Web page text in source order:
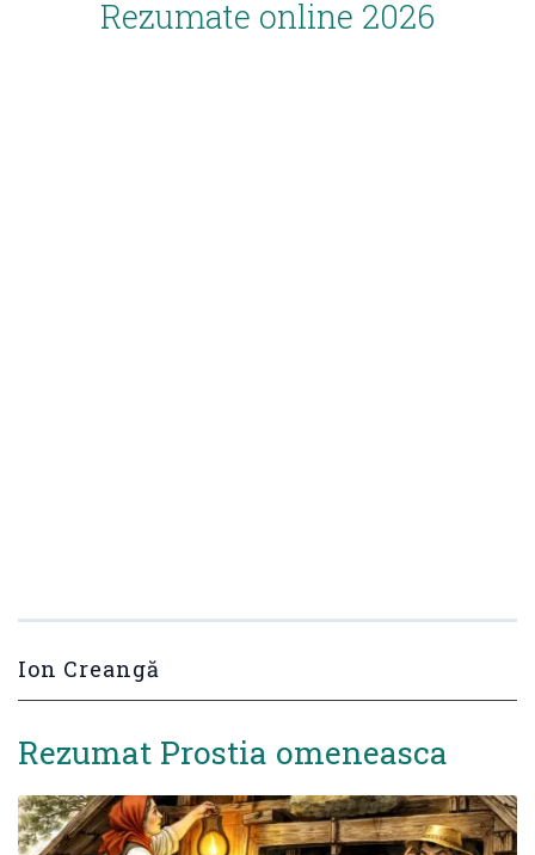
Rezumate online 2026
Ion Creangă
Rezumat Prostia omeneasca